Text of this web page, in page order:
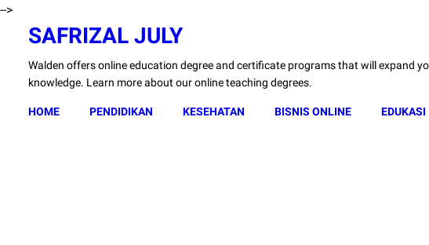
-->
SAFRIZAL JULY
Walden offers online education degree and certificate programs that will expand
knowledge. Learn more about our online teaching degrees.
HOME PENDIDIKAN KESEHATAN BISNIS ONLINE EDUKASI